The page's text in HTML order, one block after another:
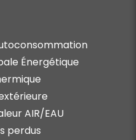
Énergétique
AIR/EAU
perdus